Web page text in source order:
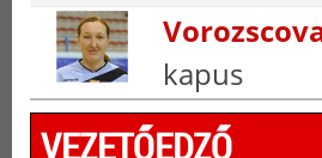
kapus
VEZETŐEDZŐ